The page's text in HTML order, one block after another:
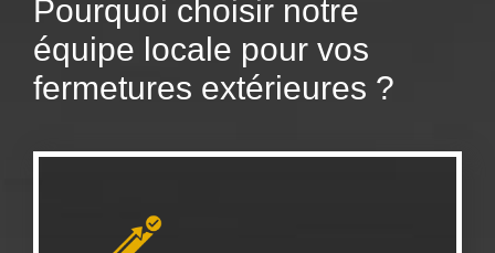
Pourquoi choisir notre
équipe locale pour vos
fermetures extérieures ?